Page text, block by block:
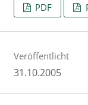
PDF
Veröffentlicht
31.10.2005